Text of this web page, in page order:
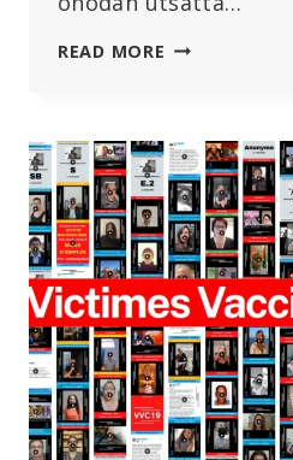
READ MORE MERCK
I
GARDASIL
HPV-
UTAN
ATT
INFORMERA
DELTAGARNA